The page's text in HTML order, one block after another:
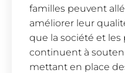
familles peuvent
améliorer leur
que la société et les
continuent à
mettant en place